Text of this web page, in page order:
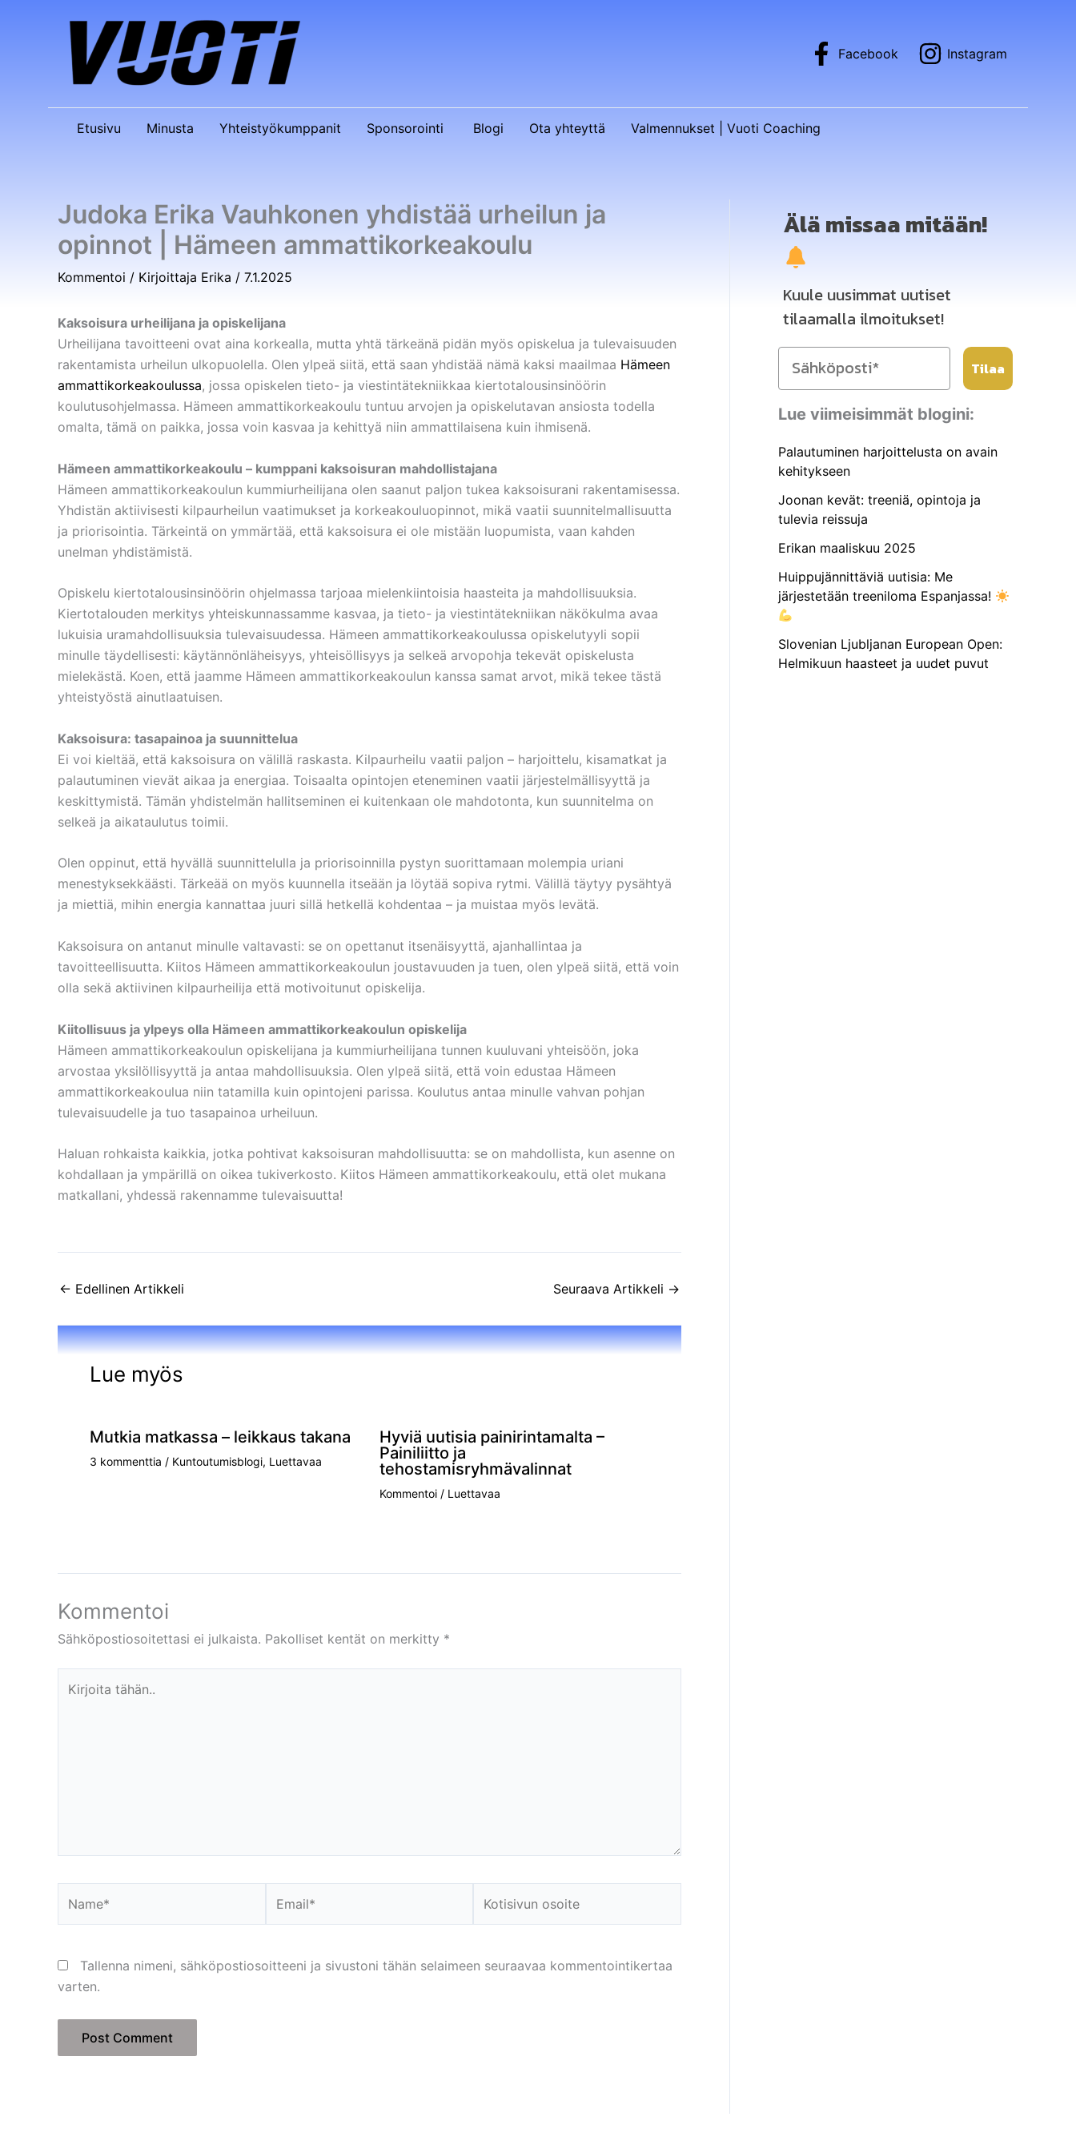
Facebook
Instagram
Etusivu Minusta Yhteistyökumppanit Sponsorointi Blogi Ota yhteyttä Valmennukset | Vuoti Coaching
Judoka Erika Vauhkonen yhdistää urheilun ja
opinnot | Hämeen ammattikorkeakoulu
Kommentoi / Kirjoittaja Erika / 7.1.2025
Kaksoisura urheilijana ja opiskelijana
Urheilijana tavoitteeni ovat aina korkealla, mutta yhtä tärkeänä pidän myös opiskelua ja tulevaisuuden
rakentamista urheilun ulkopuolella. Olen ylpeä siitä, että saan yhdistää nämä kaksi maailmaa Hämeen
ammattikorkeakoulussa, jossa opiskelen tieto- ja viestintätekniikkaa kiertotalousinsinöörin
koulutusohjelmassa. Hämeen ammattikorkeakoulu tuntuu arvojen ja opiskelutavan ansiosta todella
omalta, tämä on paikka, jossa voin kasvaa ja kehittyä niin ammattilaisena kuin ihmisenä.
Hämeen ammattikorkeakoulu – kumppani kaksoisuran mahdollistajana
Hämeen ammattikorkeakoulun kummiurheilijana olen saanut paljon tukea kaksoisurani rakentamisessa.
Yhdistän aktiivisesti kilpaurheilun vaatimukset ja korkeakouluopinnot, mikä vaatii suunnitelmallisuutta
ja priorisointia. Tärkeintä on ymmärtää, että kaksoisura ei ole mistään luopumista, vaan kahden
unelman yhdistämistä.
Opiskelu kiertotalousinsinöörin ohjelmassa tarjoaa mielenkiintoisia haasteita ja mahdollisuuksia.
Kiertotalouden merkitys yhteiskunnassamme kasvaa, ja tieto- ja viestintätekniikan näkökulma avaa
lukuisia uramahdollisuuksia tulevaisuudessa. Hämeen ammattikorkeakoulussa opiskelutyyli sopii
minulle täydellisesti: käytännönläheisyys, yhteisöllisyys ja selkeä arvopohja tekevät opiskelusta
mielekästä. Koen, että jaamme Hämeen ammattikorkeakoulun kanssa samat arvot, mikä tekee tästä
yhteistyöstä ainutlaatuisen.
Kaksoisura: tasapainoa ja suunnittelua
Ei voi kieltää, että kaksoisura on välillä raskasta. Kilpaurheilu vaatii paljon – harjoittelu, kisamatkat ja
palautuminen vievät aikaa ja energiaa. Toisaalta opintojen eteneminen vaatii järjestelmällisyyttä ja
keskittymistä. Tämän yhdistelmän hallitseminen ei kuitenkaan ole mahdotonta, kun suunnitelma on
selkeä ja aikataulutus toimii.
Olen oppinut, että hyvällä suunnittelulla ja priorisoinnilla pystyn suorittamaan molempia uriani
menestyksekkäästi. Tärkeää on myös kuunnella itseään ja löytää sopiva rytmi. Välillä täytyy pysähtyä
ja miettiä, mihin energia kannattaa juuri sillä hetkellä kohdentaa – ja muistaa myös levätä.
Kaksoisura on antanut minulle valtavasti: se on opettanut itsenäisyyttä, ajanhallintaa ja
tavoitteellisuutta. Kiitos Hämeen ammattikorkeakoulun joustavuuden ja tuen, olen ylpeä siitä, että voin
olla sekä aktiivinen kilpaurheilija että motivoitunut opiskelija.
Kiitollisuus ja ylpeys olla Hämeen ammattikorkeakoulun opiskelija
Hämeen ammattikorkeakoulun opiskelijana ja kummiurheilijana tunnen kuuluvani yhteisöön, joka
arvostaa yksilöllisyyttä ja antaa mahdollisuuksia. Olen ylpeä siitä, että voin edustaa Hämeen
ammattikorkeakoulua niin tatamilla kuin opintojeni parissa. Koulutus antaa minulle vahvan pohjan
tulevaisuudelle ja tuo tasapainoa urheiluun.
Haluan rohkaista kaikkia, jotka pohtivat kaksoisuran mahdollisuutta: se on mahdollista, kun asenne on
kohdallaan ja ympärillä on oikea tukiverkosto. Kiitos Hämeen ammattikorkeakoulu, että olet mukana
matkallani, yhdessä rakennamme tulevaisuutta!
← Edellinen Artikkeli Seuraava Artikkeli →
Lue myös
Mutkia matkassa – leikkaus takana
3 kommenttia / Kuntoutumisblogi, Luettavaa
Hyviä uutisia painirintamalta –
Painiliitto ja
tehostamisryhmävalinnat
Kommentoi / Luettavaa
Kommentoi
Sähköpostiosoitettasi ei julkaista. Pakolliset kentät on merkitty *
tähän..
osoite
Tallenna nimeni, sähköpostiosoitteeni ja sivustoni tähän selaimeen seuraavaa kommentointikertaa
varten.
Älä missaa mitään!
Kuule uusimmat uutiset
tilaamalla ilmoitukset!
Tilaa
Lue viimeisimmät blogini:
Palautuminen harjoittelusta on avain
kehitykseen
Joonan kevät: treeniä, opintoja ja
tulevia reissuja
Erikan maaliskuu 2025
Huippujännittäviä uutisia: Me
järjestetään treeniloma Espanjassa!
Slovenian Ljubljanan European Open:
Helmikuun haasteet ja uudet puvut